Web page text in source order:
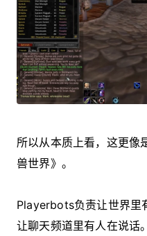
所以从本质上看，这更像
兽世界》。
Playerbots负责让世界里
让聊天频道里有人在说话。